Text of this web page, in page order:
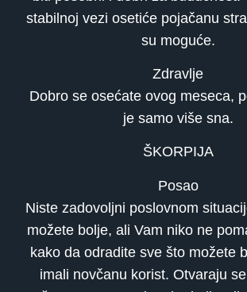
stabilnoj vezi osetiće pojačanu
su moguće.
Zdravlje
Dobro se osećate ovog meseca,
je samo više sna.
ŠKORPIJA
Posao
Niste zadovoljni poslovnom
možete bolje, ali Vam niko ne
kako da odradite sve što možete
imali novčanu korist. Otvaraju